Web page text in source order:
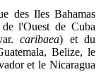
des Iles Bahamas
l'Ouest de Cuba
caribaea) et du
Belize, le
et le Nicaragua